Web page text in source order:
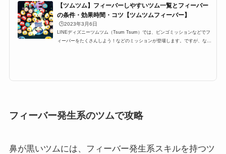
【ツムツム】フィーバーしやすいツム一覧とフィーバー
の条件・効果時間・コツ【ツムツムフィーバー】
🕒️2023年3月6日
LINEディズニーツムツム（Tsum Tsum）では、ビンゴミッションなどでフ
ィーバーをたくさんしよう！などのミッションが登場します。ですが、なか
フィーバー発生系のツムで攻略
鼻が黒いツムには、フィーバー発生系スキルを持つツ